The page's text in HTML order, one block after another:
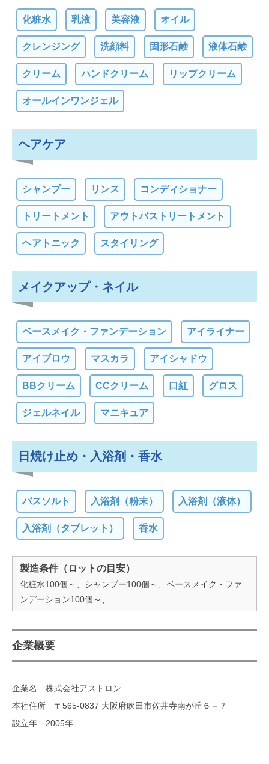
化粧水 乳液 美容液 オイル
クレンジング 洗顔料 固形石鹸 液体石鹸
クリーム ハンドクリーム リップクリーム
オールインワンジェル
ヘアケア
シャンプー リンス コンディショナー
トリートメント アウトバストリートメント
ヘアトニック スタイリング
メイクアップ・ネイル
ベースメイク・ファンデーション アイライナー
アイブロウ マスカラ アイシャドウ
BBクリーム CCクリーム 口紅 グロス
ジェルネイル マニキュア
日焼け止め・入浴剤・香水
バスソルト 入浴剤（粉末） 入浴剤（液体）
入浴剤（タブレット） 香水
製造条件（ロットの目安）
化粧水100個～、シャンプー100個～、ベースメイク・ファ
ンデーション100個～、
企業概要
企業名 株式会社アストロン
本社住所 〒565-0837 大阪府吹田市佐井寺南が丘６－７
設立年 2005年